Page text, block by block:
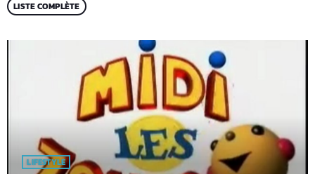
LISTE COMPLÈTE
LIFESTYLE